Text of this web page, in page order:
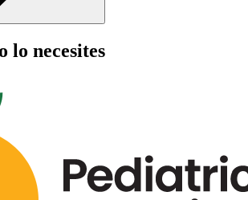
lo necesites